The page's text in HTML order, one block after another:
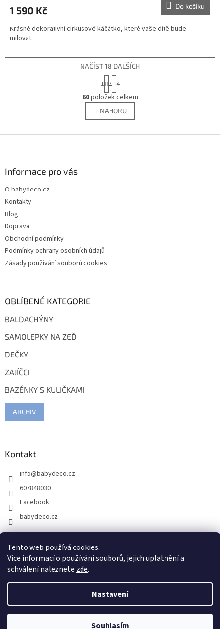
Tento web používá cookies.
Více informací o používání souborů, jejich uplatnění a
schválení naleznete zde.
Nastavení
Souhlasím
1 590 Kč Do košíku
Krásné dekorativní cirkusové káčátko, které vaše dítě bude
milovat.
O
v
l
á
NAČÍST 18 DALŠÍCH
t
r
á
n
k
v
1 2 4
60položek celkem
NAHORU
Informace pro vás
O babydeco.cz
Kontakty
Blog
Doprava
Obchodní podmínky
Podmínky ochrany osobních údajů
Zásady používání souborů cookies
OBLÍBENÉ KATEGORIE
BALDACHÝNY
SAMOLEPKY NA ZEĎ
DEČKY
ZAJÍČCI
BAZÉNKY S KULIČKAMI
ARCHIV
Kontakt
info@babydeco.cz
607848030
Facebook
babydeco.cz
Vytvořil Shoptet
babydeco.cz. Všechna práva vyhrazena.